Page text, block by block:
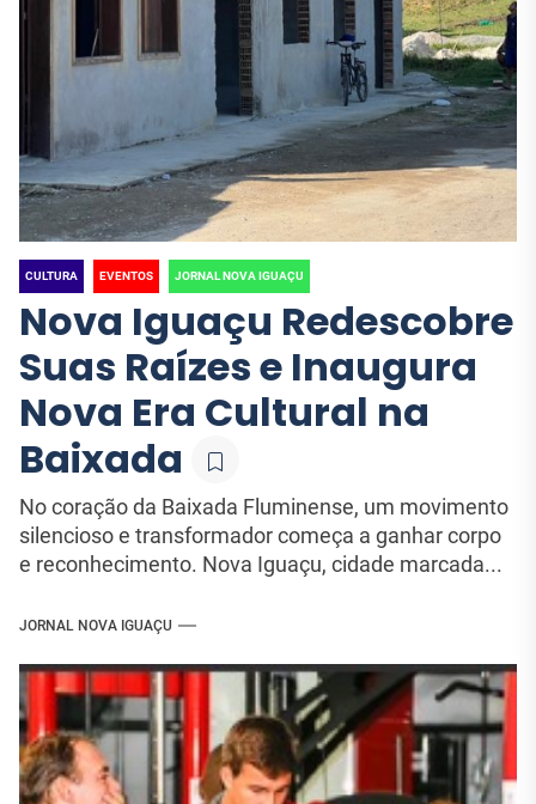
CULTURA EVENTOS JORNAL NOVA IGUAÇU
Nova Iguaçu Redescobre
Suas Raízes e Inaugura
Nova Era Cultural na
Baixada
No coração da Baixada Fluminense, um movimento
silencioso e transformador começa a ganhar corpo
e reconhecimento. Nova Iguaçu, cidade marcada...
JORNAL NOVA IGUAÇU